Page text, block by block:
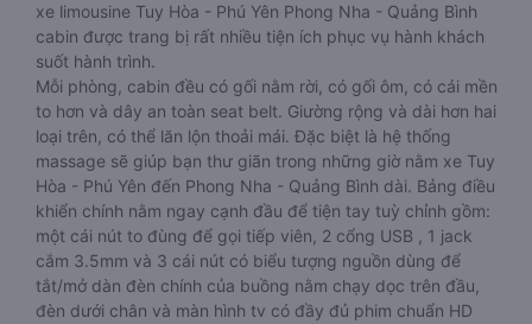
xe limousine Tuy Hòa - Phú Yên Phong Nha - Quảng Bình
cabin được trang bị rất nhiều tiện ích phục vụ hành khách
suốt hành trình.
Mỗi phòng, cabin đều có gối nằm rời, có gối ôm, có cái mền
to hơn và dây an toàn seat belt. Giường rộng và dài hơn hai
loại trên, có thể lăn lộn thoải mái. Đặc biệt là hệ thống
massage sẽ giúp bạn thư giãn trong những giờ nằm xe Tuy
Hòa - Phú Yên đến Phong Nha - Quảng Bình dài. Bảng điều
khiển chính nằm ngay cạnh đầu để tiện tay tuỳ chỉnh gồm:
một cái nút to đùng để gọi tiếp viên, 2 cổng USB , 1 jack
cắm 3.5mm và 3 cái nút có biểu tượng nguồn dùng để
tắt/mở dàn đèn chính của buồng nằm chạy dọc trên đầu,
đèn dưới chân và màn hình tv có đầy đủ phim chuẩn HD